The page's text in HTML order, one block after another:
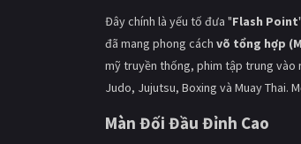
Đây chính là yếu tố đưa "Flash Point
đã mang phong cách võ tổng hợp
mỹ truyền thống, phim tập trung vào
Judo, Jujutsu, Boxing và Muay Thai.
Màn Đối Đầu Đỉnh Cao